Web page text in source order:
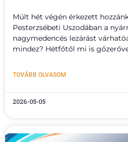
Múlt hét végén érkezett
Pesterzsébeti Uszodában a
nagymedencés lezárást
mindez? Hétfőtől mi is
TOVÁBB OLVASOM
2026-05-05